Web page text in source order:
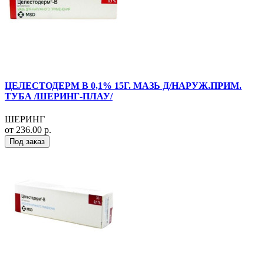
ЦЕЛЕСТОДЕРМ В 0,1% 15Г. МАЗЬ Д/НАРУЖ.ПРИМ.
ТУБА /ШЕРИНГ-ПЛАУ/
ШЕРИНГ
от 236.00 р.
Под заказ